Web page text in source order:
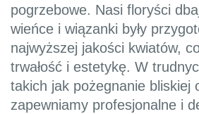
pogrzebowe. Nasi floryści
wieńce i wiązanki były
najwyższej jakości kwiatów,
trwałość i estetykę. W
takich jak pożegnanie bliskiej
zapewniamy profesjonalne i